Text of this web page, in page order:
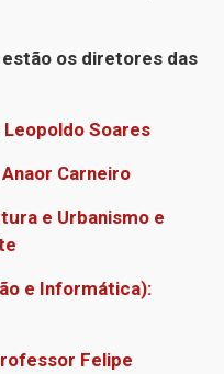
os diretores das
Soares
Carneiro
e Urbanismo e
e Informática):
Felipe